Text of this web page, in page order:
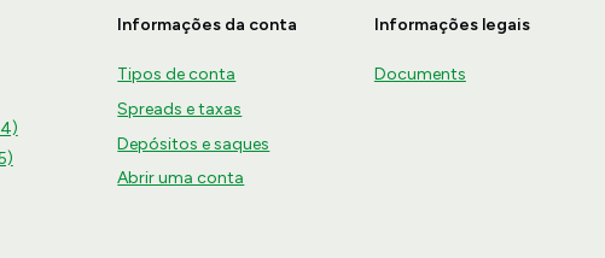
Informações da conta
Tipos de conta
Spreads e taxas
Depósitos e saques
Abrir uma conta
Informações legais
Documents